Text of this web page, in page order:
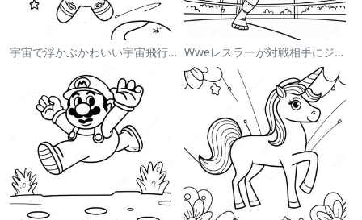
宇宙で浮かぶかわいい宇宙飛行士 塗り絵 Wweレスラーが対戦相手にジャンプする塗り絵